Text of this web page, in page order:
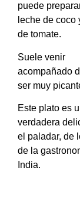
puede
leche de coco
de tomate.
Suele venir
acompañado
ser muy
Este plato es
verdadera
el paladar, de
de la
India.